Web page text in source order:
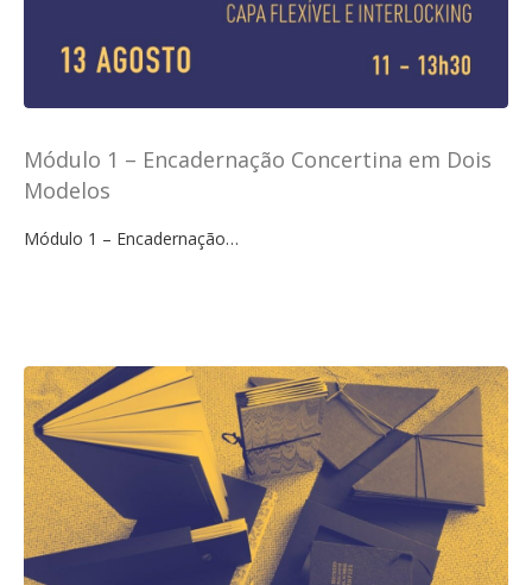
Módulo 1 – Encadernação Concertina em Dois
Modelos
Módulo 1 – Encadernação…